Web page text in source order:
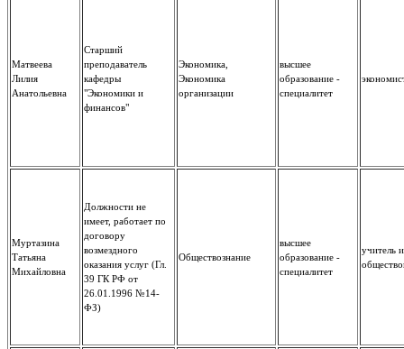
Матвеева
Лилия
Анатольевна
Старший
преподаватель
кафедры
"Экономики и
финансов"
Экономика,
Экономика
организации
высшее
образование -
специалитет
Муртазина
Татьяна
Михайловна
Должности не
имеет, работает по
договору
возмездного
оказания услуг (Гл.
39 ГК РФ от
26.01.1996 №14-
ФЗ)
Обществознание
высшее
образование -
специалитет
учитель